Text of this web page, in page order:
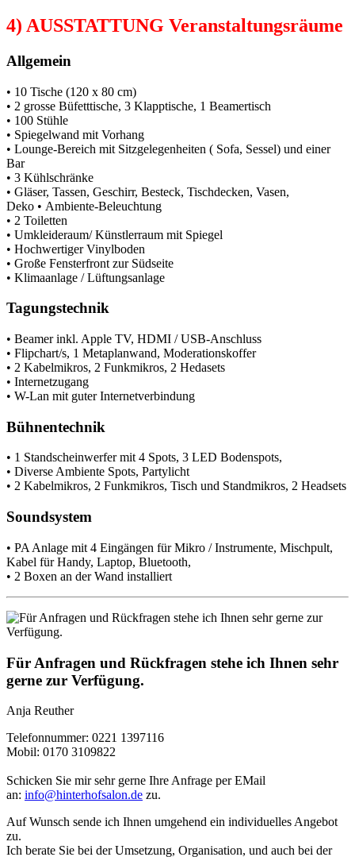
4) AUSSTATTUNG Veranstaltungsräume
Allgemein
• 10 Tische (120 x 80 cm)
• 2 grosse Büfetttische, 3 Klapptische, 1 Beamertisch
• 100 Stühle
• Spiegelwand mit Vorhang
• Lounge-Bereich mit Sitzgelegenheiten ( Sofa, Sessel) und einer
Bar
• 3 Kühlschränke
• Gläser, Tassen, Geschirr, Besteck, Tischdecken, Vasen,
Deko • Ambiente-Beleuchtung
• 2 Toiletten
• Umkleideraum/ Künstlerraum mit Spiegel
• Hochwertiger Vinylboden
• Große Fensterfront zur Südseite
• Klimaanlage / Lüftungsanlage
Tagungstechnik
• Beamer inkl. Apple TV, HDMI / USB-Anschluss
• Flipchart/s, 1 Metaplanwand, Moderationskoffer
• 2 Kabelmikros, 2 Funkmikros, 2 Hedasets
• Internetzugang
• W-Lan mit guter Internetverbindung
Bühnentechnik
• 1 Standscheinwerfer mit 4 Spots, 3 LED Bodenspots,
• Diverse Ambiente Spots, Partylicht
• 2 Kabelmikros, 2 Funkmikros, Tisch und Standmikros, 2 Headsets
Soundsystem
• PA Anlage mit 4 Eingängen für Mikro / Instrumente, Mischpult,
Kabel für Handy, Laptop, Bluetooth,
• 2 Boxen an der Wand installiert
Für Anfragen und Rückfragen stehe ich Ihnen sehr
gerne zur Verfügung.
Anja Reuther
Telefonnummer: 0221 1397116
Mobil: 0170 3109822
Schicken Sie mir sehr gerne Ihre Anfrage per EMail
an: info@hinterhofsalon.de zu.
Auf Wunsch sende ich Ihnen umgehend ein individuelles Angebot
zu.
Ich berate Sie bei der Umsetzung, Organisation, und auch bei der